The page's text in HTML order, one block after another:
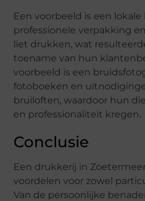
Een voorbeeld is een
professionele verpakking
liet drukken, wat
toename van hun
voorbeeld is een
fotoboeken en
bruiloften, waardoor hun
en professionaliteit kregen.
Conclusie
Een drukkerij in
voordelen voor zowel
Van de persoonlijke